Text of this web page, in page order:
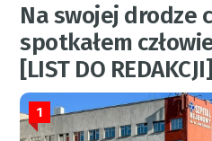
Na swojej drodze
spotkałem
[LIST DO REDAKCJI]
1